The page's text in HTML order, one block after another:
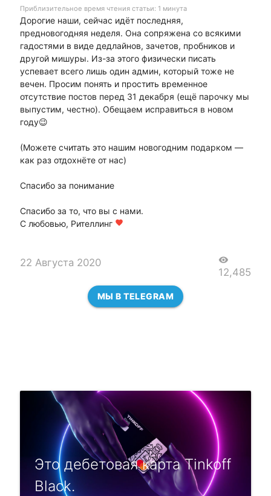
Приблизительное время чтения статьи: 1 минута
Дорогие наши, сейчас идёт последняя,
предновогодняя неделя. Она сопряжена со всякими
гадостями в виде дедлайнов, зачетов, пробников и
другой мишуры. Из-за этого физически писать
успевает всего лишь один админ, который тоже не
вечен. Просим понять и простить временное
отсутствие постов перед 31 декабря (ещё парочку мы
выпустим, честно). Обещаем исправиться в новом
году😉
(Можете считать это нашим новогодним подарком —
как раз отдохнёте от нас)
Спасибо за понимание
Спасибо за то, что вы с нами.
С любовью, Рителлинг favorite
22 Августа 2020 visibility
12,485
МЫ В TELEGRAM
Это дебетовая карта Tinkoff
Black.